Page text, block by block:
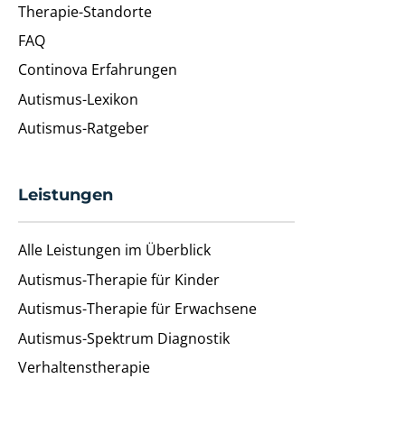
Therapie-Standorte
FAQ
Continova Erfahrungen
Autismus-Lexikon
Autismus-Ratgeber
Leistungen
Alle Leistungen im Überblick
Autismus-Therapie für Kinder
Autismus-Therapie für Erwachsene
Autismus-Spektrum Diagnostik
Verhaltenstherapie